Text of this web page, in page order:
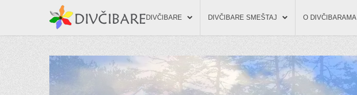
DIVČIBARE DIVČIBARE SMEŠTAJ O DIVČIBARAMA